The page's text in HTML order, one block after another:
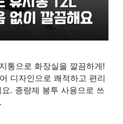
통으로 화장실을 깔끔하게!
디자인으로 쾌적하고 편리
. 종량제 봉투 사용으로 쓰